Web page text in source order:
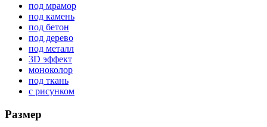
под мрамор
под камень
под бетон
под дерево
под металл
3D эффект
моноколор
под ткань
с рисунком
Размер